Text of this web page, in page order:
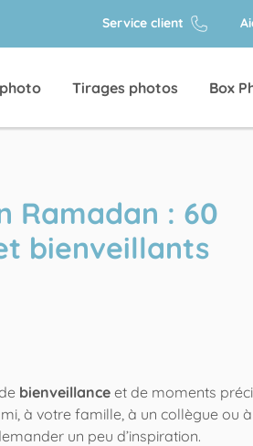
Service client
Tirages photos Box
Ramadan : 60
bienveillants
de bienveillance et de moments
à votre famille, à un collègue ou
un peu d’inspiration.